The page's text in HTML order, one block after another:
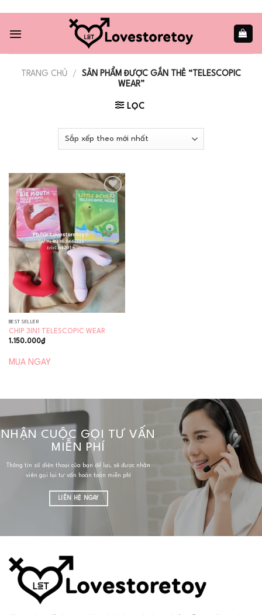
content
TRANG CHỦ /
SẢN PHẨM ĐƯỢC GẮN THẺ “TELESCOPIC
WEAR”
LỌC
Add to
wishlist
BEST SELLER
CHIP 3IN1 TELESCOPIC WEAR
1.150.000₫
MUA NGAY
NHẬN CUỘC GỌI TƯ VẤN
MIỄN PHÍ
Thông tin số điện thoại của bạn để lại, sẽ được nhân
viên gọi lại tư vấn hoàn toàn miễn phí
LIÊN HỆ NGAY